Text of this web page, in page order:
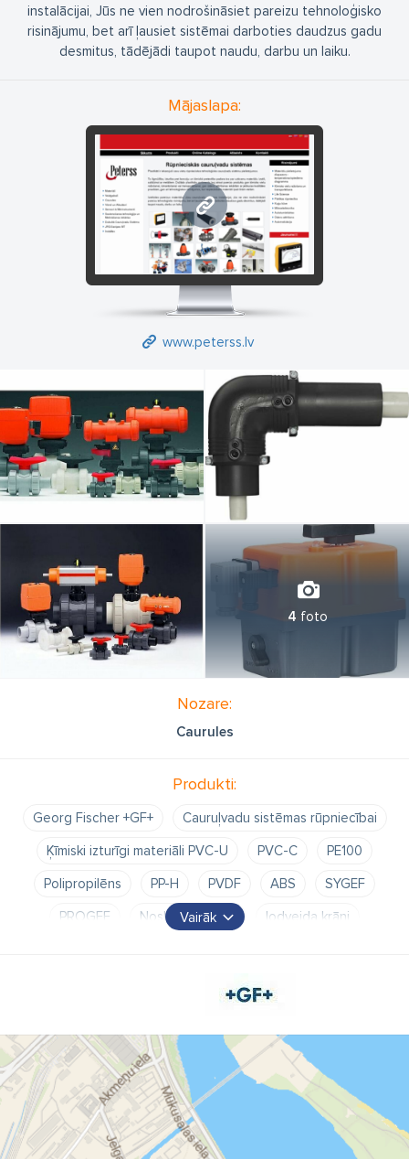
instalācijai, Jūs ne vien nodrošināsiet pareizu tehnoloģisko
risinājumu, bet arī ļausiet sistēmai darboties daudzus gadu
desmitus, tādējādi taupot naudu, darbu un laiku.
Mājaslapa:
www.peterss.lv
www.peterss.lv
4 foto
Nozare:
Caurules
Produkti:
Georg Fischer +GF+
Cauruļvadu sistēmas rūpniecībai
Ķīmiski izturīgi materiāli PVC-U
PVC-C
PE100
Polipropilēns
PP-H PVDF ABS
SYGEF
PROGEF
Noslēgarmatūra
lodveida krāni
vārsti ar pneimatisko aktuatoru
elektroaktuatori
Plūsmas mērītāji
pH mērītājs
Konduktivitātes mērītāji
Rotametri
Plastmasas caurules
Plastmasas veidgabali
Instaflex
Vairāk